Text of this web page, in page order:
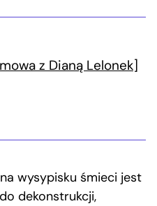
z Dianą Lelonek]
wysypisku śmieci jest
dekonstrukcji,